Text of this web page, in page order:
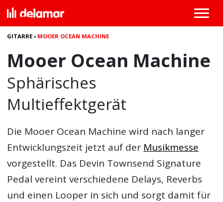
GITARRE › MOOER OCEAN MACHINE
Mooer Ocean Machine
Sphärisches
Multieffektgerät
Die Mooer Ocean Machine wird nach langer
Entwicklungszeit jetzt auf der Musikmesse
vorgestellt. Das Devin Townsend Signature
Pedal vereint verschiedene Delays, Reverbs
und einen Looper in sich und sorgt damit für